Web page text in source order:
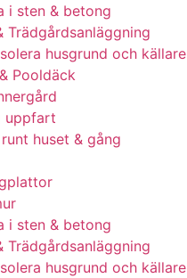
i sten & betong
Trädgårdsanläggning
husgrund och källare
Pooldäck
uppfart
huset & gång
i sten & betong
Trädgårdsanläggning
husgrund och källare